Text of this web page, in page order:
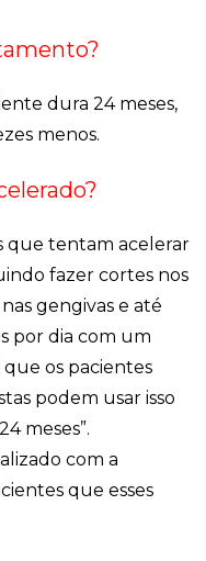
dura 24 meses,
menos.
que tentam acelerar
fazer cortes nos
gengivas e até
por dia com um
que os pacientes
podem usar isso
meses”.
com a
que esses